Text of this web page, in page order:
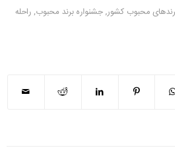
محبوب کشور,جشنواره برند محبوب, راحله